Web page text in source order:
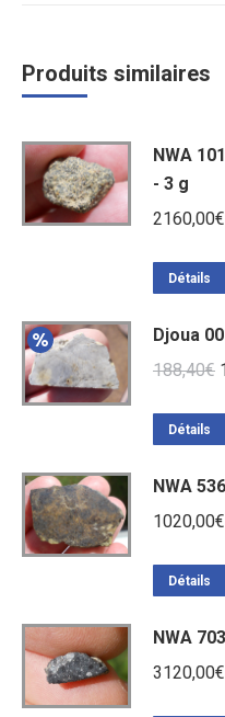
Produits similaires
NWA
- 3 g
2160,00€
Détails
Djoua
188,40€
Détails
NWA
1020,00€
Détails
NWA
3120,00€